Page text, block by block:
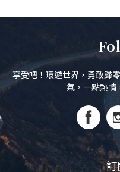
享受吧！環遊世界，勇敢歸
氣，一點熱情
訂